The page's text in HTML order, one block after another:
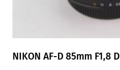
NIKON AF-D 85mm F1,8 D